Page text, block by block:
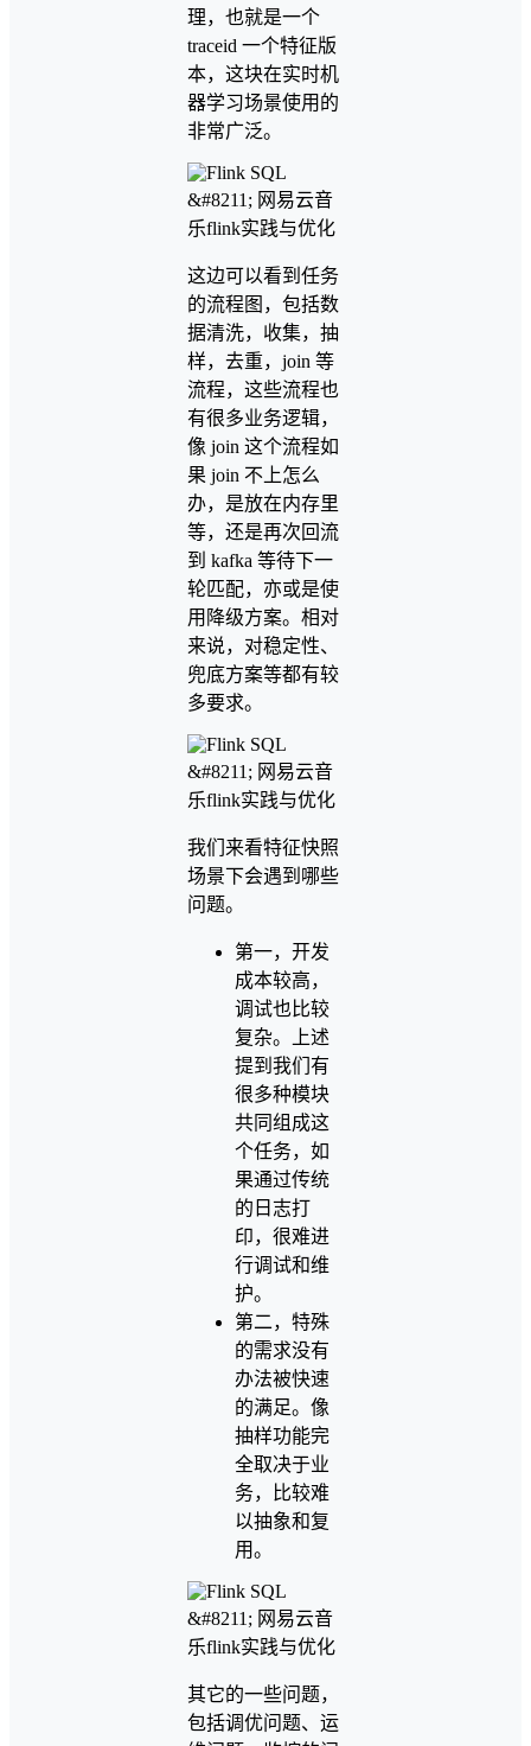
理，也就是一个
traceid 一个特征版
本，这块在实时机
器学习场景使用的
非常广泛。
这边可以看到任务
的流程图，包括数
据清洗，收集，抽
样，去重，join 等
流程，这些流程也
有很多业务逻辑，
像 join 这个流程如
果 join 不上怎么
办，是放在内存里
等，还是再次回流
到 kafka 等待下一
轮匹配，亦或是使
用降级方案。相对
来说，对稳定性、
兜底方案等都有较
多要求。
我们来看特征快照
场景下会遇到哪些
问题。
第一，开发
成本较高，
调试也比较
复杂。上述
提到我们有
很多种模块
共同组成这
个任务，如
果通过传统
的日志打
印，很难进
行调试和维
护。
第二，特殊
的需求没有
办法被快速
的满足。像
抽样功能完
全取决于业
务，比较难
以抽象和复
用。
其它的一些问题，
包括调优问题、运